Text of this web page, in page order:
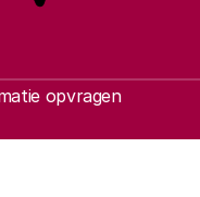
opvragen